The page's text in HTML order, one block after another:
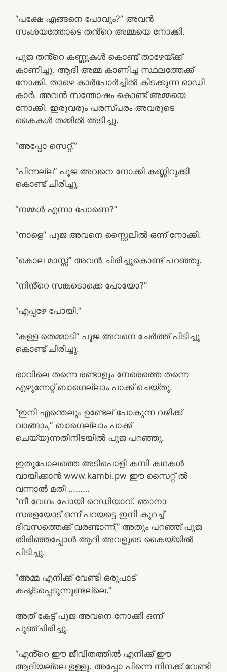
“പക്ഷേ എങ്ങനെ പോവും?” അവൻ
സംശയത്തോടെ തൻ്റെ അമ്മയെ നോക്കി.
പൂജ തൻ്റെ കണ്ണുകൾ കൊണ്ട് താഴേയ്ക്ക്
കാണിച്ചു. ആദി അമ്മ കാണിച്ച സ്ഥലത്തേക്ക്
നോക്കി. താഴെ കാർപോർച്ചിൽ കിടക്കുന്ന ഓഡി
കാർ. അവൻ സന്തോഷം കൊണ്ട് അമ്മയെ
നോക്കി. ഇരുവരും പരസ്പരം അവരുടെ
കൈകൾ തമ്മിൽ അടിച്ചു.
“അപ്പോ സെറ്റ്.”
“പിന്നല്ല” പൂജ അവനെ നോക്കി കണ്ണിറുക്കി
കൊണ്ട് ചിരിച്ചു.
“നമ്മൾ എന്നാ പോണെ?”
“നാളെ” പൂജ അവനെ സ്റ്റൈലിൽ ഒന്ന് നോക്കി.
“കൊല മാസ്സ്” അവൻ ചിരിച്ചുകൊണ്ട് പറഞ്ഞു.
“നിൻ്റെ സങ്കടൊക്കെ പോയോ?”
“എപ്പഴേ പോയി.”
“കള്ള തെമ്മാടി” പൂജ അവനെ ചേർത്ത് പിടിച്ചു
കൊണ്ട് ചിരിച്ചു.
രാവിലെ തന്നെ രണ്ടാളും നേരെത്തെ തന്നെ
എഴുന്നേറ്റ് ബാഗെല്ലാം പാക്ക് ചെയ്തു.
“ഇനി എന്തെലും ഉണ്ടേല് പോകുന്ന വഴിക്ക്
വാങ്ങാം,” ബാഗെല്ലാം പാക്ക്
ചെയ്യുന്നതിനിടയിൽ പൂജ പറഞ്ഞു.
ഇതുപോലത്തെ അടിപൊളി കമ്പി കഥകൾ
വായിക്കാൻ www.kambi.pw ഈ സൈറ്റ് ൽ
വന്നാൽ മതി ………
“നീ വേഗം പോയി റെഡിയാവ്. ഞാനാ
സരളയോട് ഒന്ന് പറയട്ടെ ഇനി കുറച്ച്
ദിവസത്തെക്ക് വരണ്ടാന്ന്,” അതും പറഞ്ഞ് പൂജ
തിരിഞ്ഞപ്പോൾ ആദി അവളുടെ കൈയ്യിൽ
പിടിച്ചു.
“അമ്മ എനിക്ക് വേണ്ടി ഒരുപാട്
കഷ്ട്ടപ്പെടുന്നുണ്ടല്ലെ.”
അത് കേട്ട് പൂജ അവനെ നോക്കി ഒന്ന്
പുഞ്ചിരിച്ചു.
“എൻ്റെ ഈ ജീവിതത്തിൽ എനിക്ക് ഈ
ആദിയല്ലെ ഉള്ളു. അപ്പോ പിന്നെ നിനക്ക് വേണ്ടി